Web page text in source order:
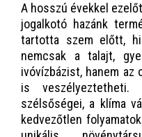
A hosszú évekkel
jogalkotó hazánk
tartotta szem előtt,
nemcsak a talajt,
ivóvízbázist, hanem az
is
szélsőségei, a klíma
kedvezőtlen